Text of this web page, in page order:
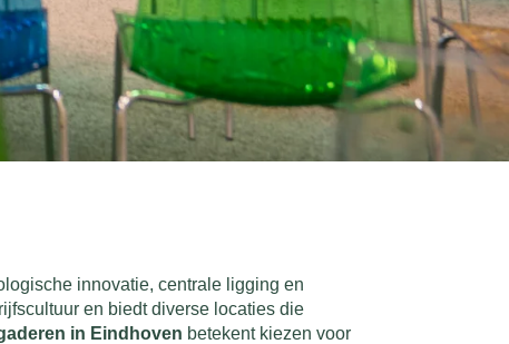
innovatie, centrale ligging en
en biedt diverse locaties die
in Eindhoven betekent kiezen voor